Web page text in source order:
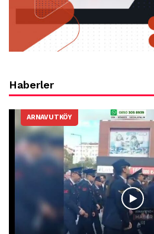
Haberler
ARNAVUTKÖY